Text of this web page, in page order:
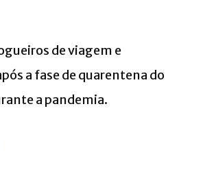
de viagem e
a fase de quarentena do
a pandemia.